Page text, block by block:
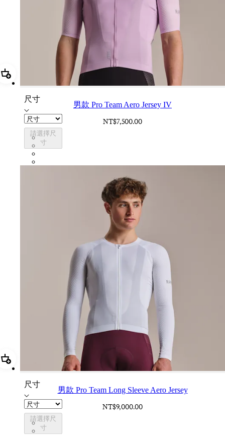
加進購物籃 男款 Pro Team Aero Jersey IV
尺寸
請選擇尺
寸
男款 Pro Team Aero Jersey IV
NT$7,500.00
CUL01XXQUS
CUL01XXSWT
加進購物籃 男款 Pro Team Long Sleeve Aero Jersey
尺寸
請選擇尺
寸
男款 Pro Team Long Sleeve Aero Jersey
NT$9,000.00
CUO01XXWHT
CUO01XXQUS